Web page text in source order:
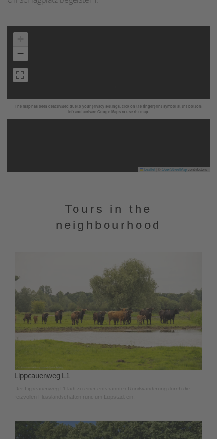
The map has been deactivated due to your privacy settings, click on the fingerprint symbol at the bottom
left and activate Google Maps to use the map.
−
Leaflet OpenStreetMapcontributors
Tours in the
neighbourhood
Lippeauenweg L1
Der Lippeauenweg L1 lädt zu einer entspannten Rundwanderung durch die
reizvollen Flusslandschaften rund um Lippstadt ein.